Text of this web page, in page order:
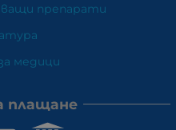
препарати
медици
плащане